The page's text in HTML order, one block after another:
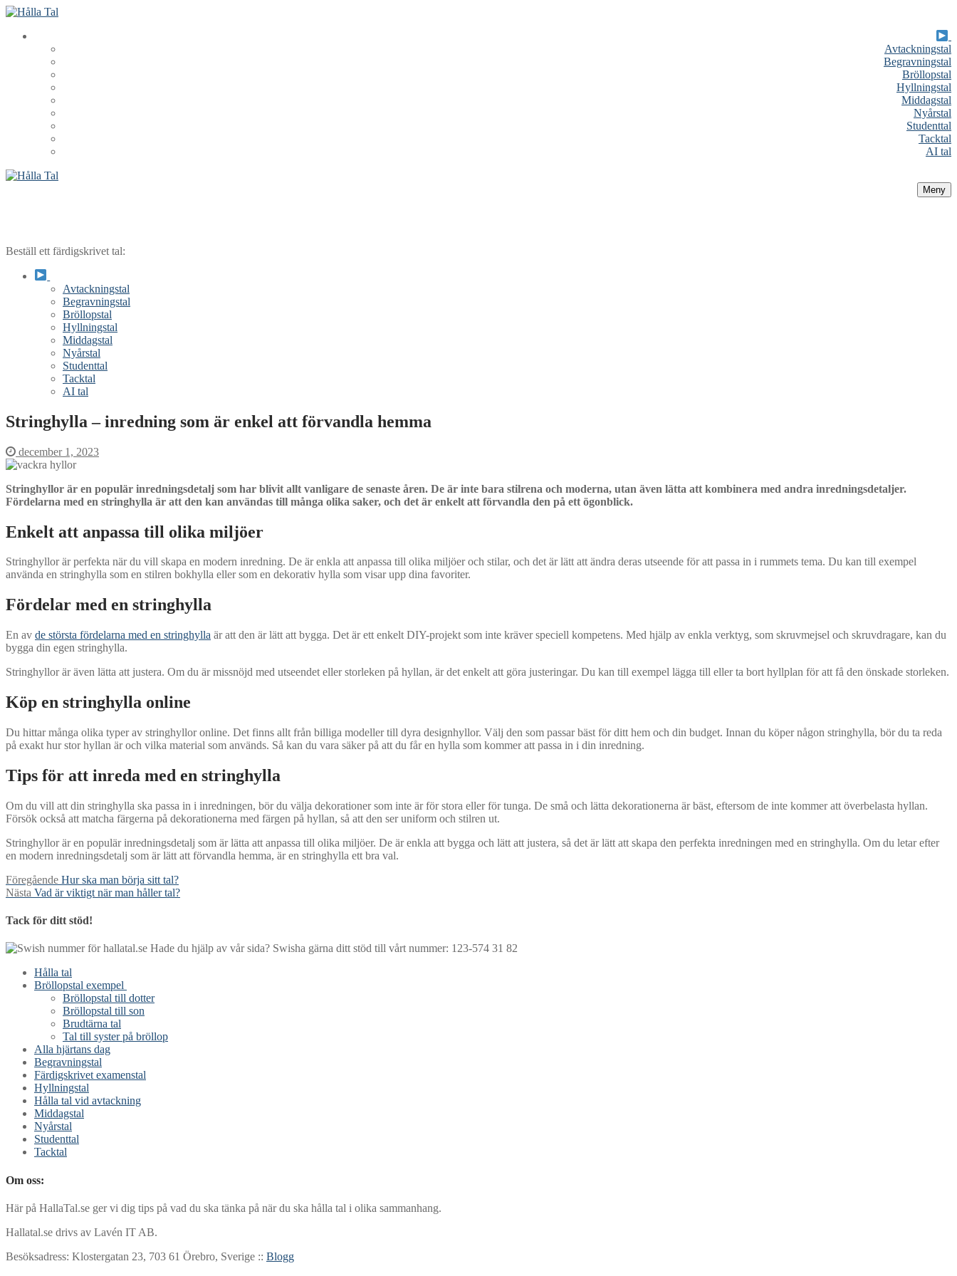
Hoppa
innehåll
Meny
Stäng
Avtackningstal
Begravningstal
Bröllopstal
Hyllningstal
Middagstal
Nyårstal
Studenttal
Tacktal
AI tal
Meny
Beställ ett färdigskrivet tal:
Avtackningstal
Begravningstal
Bröllopstal
Hyllningstal
Middagstal
Nyårstal
Studenttal
Tacktal
AI tal
Stringhylla – inredning som är enkel att förvandla hemma
december 1, 2023
Stringhyllor är en populär inredningsdetalj som har blivit allt vanligare de senaste åren. De är inte bara stilrena och moderna, utan även lätta att kombinera med andra inredningsdetaljer.
Fördelarna med en stringhylla är att den kan användas till många olika saker, och det är enkelt att förvandla den på ett ögonblick.
Enkelt att anpassa till olika miljöer
Stringhyllor är perfekta när du vill skapa en modern inredning. De är enkla att anpassa till olika miljöer och stilar, och det är lätt att ändra deras utseende för att passa in i rummets tema. Du kan till exempel
använda en stringhylla som en stilren bokhylla eller som en dekorativ hylla som visar upp dina favoriter.
Fördelar med en stringhylla
En av de största fördelarna med en stringhylla är att den är lätt att bygga. Det är ett enkelt DIY-projekt som inte kräver speciell kompetens. Med hjälp av enkla verktyg, som skruvmejsel och skruvdragare, kan du
bygga din egen stringhylla.
Stringhyllor är även lätta att justera. Om du är missnöjd med utseendet eller storleken på hyllan, är det enkelt att göra justeringar. Du kan till exempel lägga till eller ta bort hyllplan för att få den önskade storleken.
Köp en stringhylla online
Du hittar många olika typer av stringhyllor online. Det finns allt från billiga modeller till dyra designhyllor. Välj den som passar bäst för ditt hem och din budget. Innan du köper någon stringhylla, bör du ta reda
på exakt hur stor hyllan är och vilka material som används. Så kan du vara säker på att du får en hylla som kommer att passa in i din inredning.
Tips för att inreda med en stringhylla
Om du vill att din stringhylla ska passa in i inredningen, bör du välja dekorationer som inte är för stora eller för tunga. De små och lätta dekorationerna är bäst, eftersom de inte kommer att överbelasta hyllan.
Försök också att matcha färgerna på dekorationerna med färgen på hyllan, så att den ser uniform och stilren ut.
Stringhyllor är en populär inredningsdetalj som är lätta att anpassa till olika miljöer. De är enkla att bygga och lätt att justera, så det är lätt att skapa den perfekta inredningen med en stringhylla. Om du letar efter
en modern inredningsdetalj som är lätt att förvandla hemma, är en stringhylla ett bra val.
Inläggsnavigering
Föregående Föregående
inlägg:
Hur ska man börja sitt tal?
Nästa Nästa
Vad är viktigt när man håller tal?
Tack för ditt stöd!
Hade du hjälp av vår sida? Swisha gärna ditt stöd till vårt nummer: 123-574 31 82
Hålla tal
Bröllopstal exempel
Bröllopstal till dotter
Bröllopstal till son
Brudtärna tal
Tal till syster på bröllop
Alla hjärtans dag
Begravningstal
Färdigskrivet examenstal
Hyllningstal
Hålla tal vid avtackning
Middagstal
Nyårstal
Studenttal
Tacktal
Om oss:
Här på HallaTal.se ger vi dig tips på vad du ska tänka på när du ska hålla tal i olika sammanhang.
Hallatal.se drivs av Lavén IT AB.
Besöksadress: Klostergatan 23, 703 61 Örebro, Sverige :: Blogg